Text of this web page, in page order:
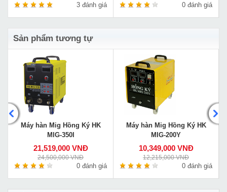
3 đánh giá 0 đánh giá
Sản phẩm tương tự
Máy hàn Mig Hồng Ký HK
MIG-350I
21,519,000 VNĐ
24,500,000 VNĐ
0 đánh giá
Máy hàn Mig Hồng Ký HK
MIG-200Y
10,349,000 VNĐ
12,215,000 VNĐ
0 đánh giá